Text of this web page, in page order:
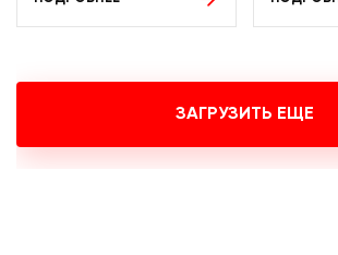
ЗАГРУЗИТЬ ЕЩЕ